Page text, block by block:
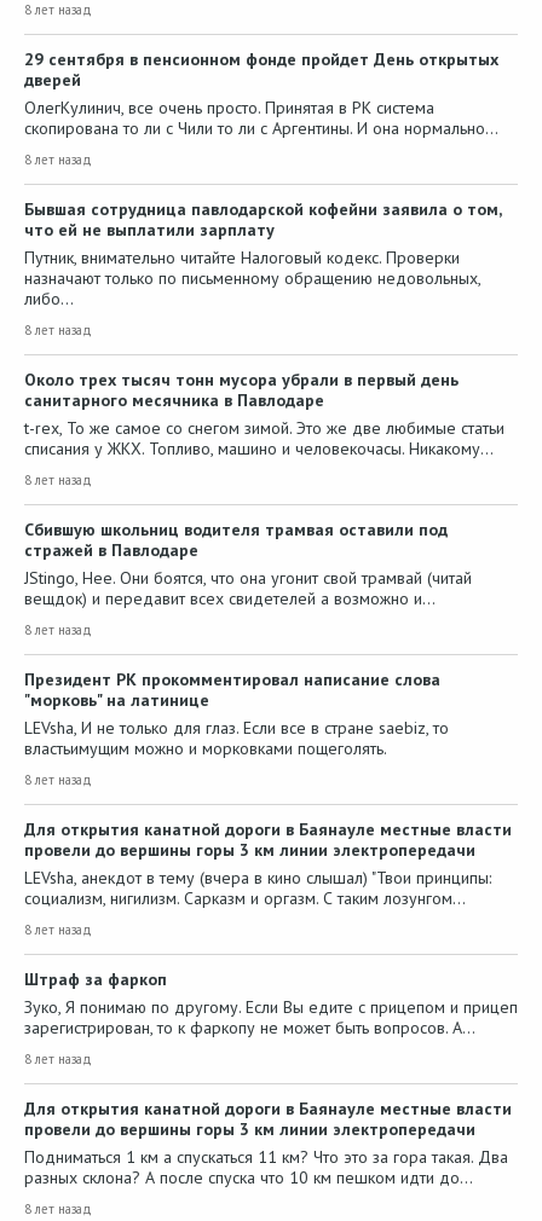
8 лет назад
29 сентября в пенсионном фонде пройдет День открытых
дверей
ОлегКулинич, все очень просто. Принятая в РК система
скопирована то ли с Чили то ли с Аргентины. И она нормально…
8 лет назад
Бывшая сотрудница павлодарской кофейни заявила о том,
что ей не выплатили зарплату
Путник, внимательно читайте Налоговый кодекс. Проверки
назначают только по письменному обращению недовольных,
либо…
8 лет назад
Около трех тысяч тонн мусора убрали в первый день
санитарного месячника в Павлодаре
t-rex, То же самое со снегом зимой. Это же две любимые статьи
списания у ЖКХ. Топливо, машино и человекочасы. Никакому…
8 лет назад
Сбившую школьниц водителя трамвая оставили под
стражей в Павлодаре
JStingo, Нее. Они боятся, что она угонит свой трамвай (читай
вещдок) и передавит всех свидетелей а возможно и…
8 лет назад
Президент РК прокомментировал написание слова
"морковь" на латинице
LEVsha, И не только для глаз. Если все в стране saebiz, то
властьимущим можно и морковками пощеголять.
8 лет назад
Для открытия канатной дороги в Баянауле местные власти
провели до вершины горы 3 км линии электропередачи
LEVsha, анекдот в тему (вчера в кино слышал) "Твои принципы:
социализм, нигилизм. Сарказм и оргазм. С таким лозунгом…
8 лет назад
Штраф за фаркоп
Зуко, Я понимаю по другому. Если Вы едите с прицепом и прицеп
зарегистрирован, то к фаркопу не может быть вопросов. А…
8 лет назад
Для открытия канатной дороги в Баянауле местные власти
провели до вершины горы 3 км линии электропередачи
Подниматься 1 км а спускаться 11 км? Что это за гора такая. Два
разных склона? А после спуска что 10 км пешком идти до…
8 лет назад